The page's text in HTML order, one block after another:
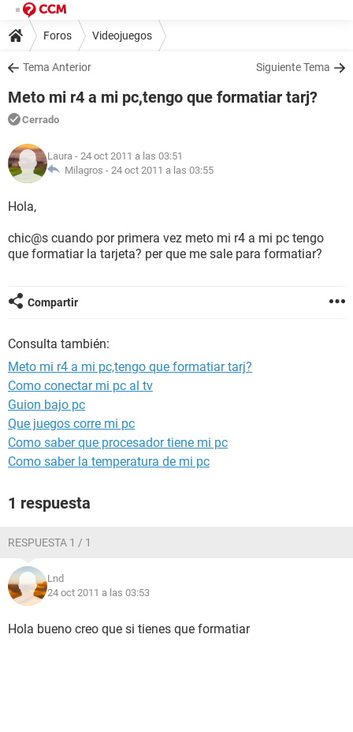
Foros Videojuegos
Tema Anterior Siguiente Tema
Meto mi r4 a mi pc,tengo que formatiar tarj?
Cerrado
Laura - 24 oct 2011 a las 03:51
Milagros - 24 oct 2011 a las 03:55
Hola,
chic@s cuando por primera vez meto mi r4 a mi pc tengo
que formatiar la tarjeta? per que me sale para formatiar?
Compartir
Consulta también:
Meto mi r4 a mi pc,tengo que formatiar tarj?
Como conectar mi pc al tv
Guion bajo pc
Que juegos corre mi pc
Como saber que procesador tiene mi pc
Como saber la temperatura de mi pc
1 respuesta
RESPUESTA 1 / 1
Lnd
24 oct 2011 a las 03:53
Hola bueno creo que si tienes que formatiar